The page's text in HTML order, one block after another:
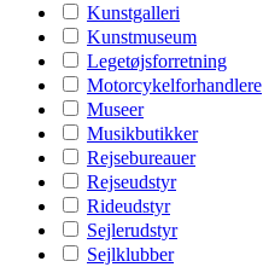
Kunstgalleri
Kunstmuseum
Legetøjsforretning
Motorcykelforhandlere
Museer
Musikbutikker
Rejsebureauer
Rejseudstyr
Rideudstyr
Sejlerudstyr
Sejlklubber